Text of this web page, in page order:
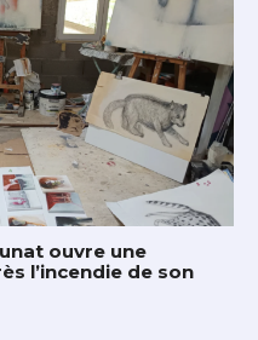
ouvre une
l’incendie de son